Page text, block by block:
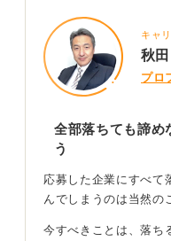
キャ
秋
プロ
全部落ちても諦め
う
応募した企業にすべて
んでしまうのは当然の
今すべきことは、落ち